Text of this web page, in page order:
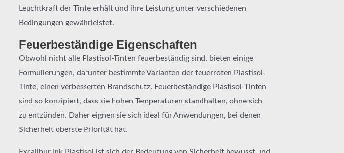
Leuchtkraft der Tinte erhält und ihre Leistung unter verschiedenen
Bedingungen gewährleistet.
Feuerbeständige Eigenschaften
Obwohl nicht alle Plastisol-Tinten feuerbeständig sind, bieten einige
Formulierungen, darunter bestimmte Varianten der feuerroten Plastisol-
Tinte, einen verbesserten Brandschutz. Feuerbeständige Plastisol-Tinten
sind so konzipiert, dass sie hohen Temperaturen standhalten, ohne sich
zu entzünden. Daher eignen sie sich ideal für Anwendungen, bei denen
Sicherheit oberste Priorität hat.